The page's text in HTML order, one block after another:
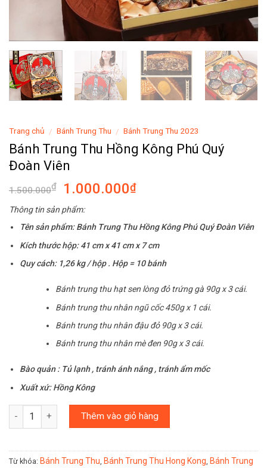
Trang chủ / Bánh Trung Thu / Bánh Trung Thu 2023
Bánh Trung Thu Hồng Kông Phú Quý
Đoàn Viên
1.500.000₫ 1.000.000₫
Thông tin sản phẩm:
Tên sản phẩm: Bánh Trung Thu Hồng Kông Phú Quý Đoàn Viên
Kích thước hộp: 41 cm x 41 cm x 7 cm
Quy cách:1,26 kg / hộp . Hộp = 10 bánh
Bánh trung thu hạt sen lòng đỏ trứng gà 90g x 3 cái.
Bánh trung thu nhân ngũ cốc 450g x 1 cái.
Bánh trung thu nhân đậu đỏ 90g x 3 cái.
Bánh trung thu nhân mè đen 90g x 3 cái.
Bào quản : Tủ lạnh , tránh ánh nắng , tránh ẩm mốc
Xuất xứ: Hồng Kông
Số lượng Thêm vào giỏ hàng
Từ khóa: Bánh Trung Thu Bánh Trung Thu Hong Kong Bánh Trung